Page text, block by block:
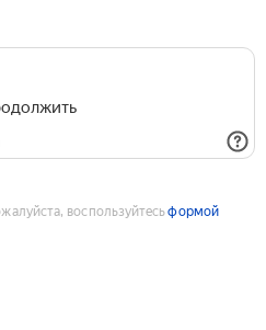
воспользуйтесьформой